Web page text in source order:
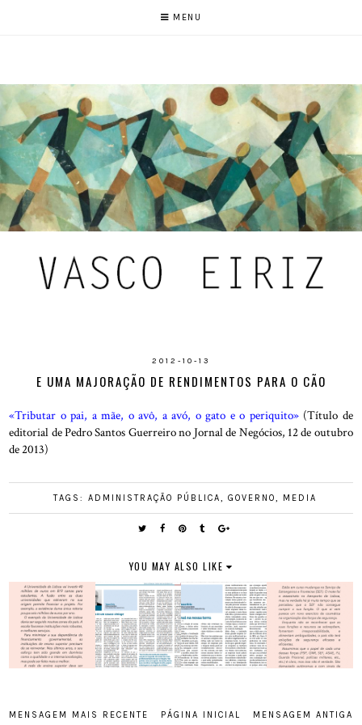
MENU
2012-10-13
E UMA MAJORAÇÃO DE RENDIMENTOS PARA O CÃO
«Tributar o pai, a mãe, o avô, a avó, o gato e o periquito»(Título de
editorial de Pedro Santos Guerreiro no Jornal de Negócios, 12 de outubro
de 2013)
TAGS: ADMINISTRAÇÃO PÚBLICA, GOVERNO, MEDIA
YOU MAY ALSO LIKE
MENSAGEM MAIS RECENTE MENSAGEM ANTIGA
PÁGINA INICIAL